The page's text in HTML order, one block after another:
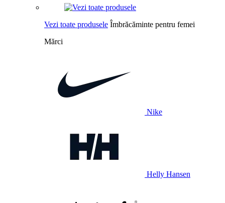
Vezi toate produsele Îmbrăcăminte pentru femei
Mărci
Nike
Helly Hansen